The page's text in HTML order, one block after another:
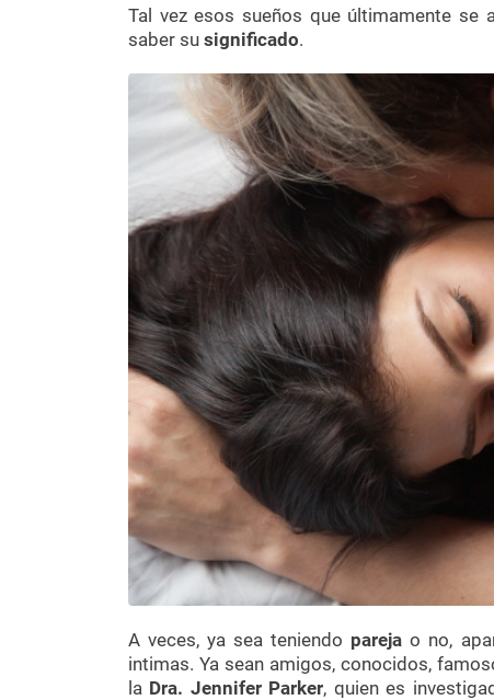
Tal vez esos sueños que últimamente se
saber su significado.
A veces, ya sea teniendo pareja o no,
intimas. Ya sean amigos, conocidos,
la Dra. Jennifer Parker, quien es